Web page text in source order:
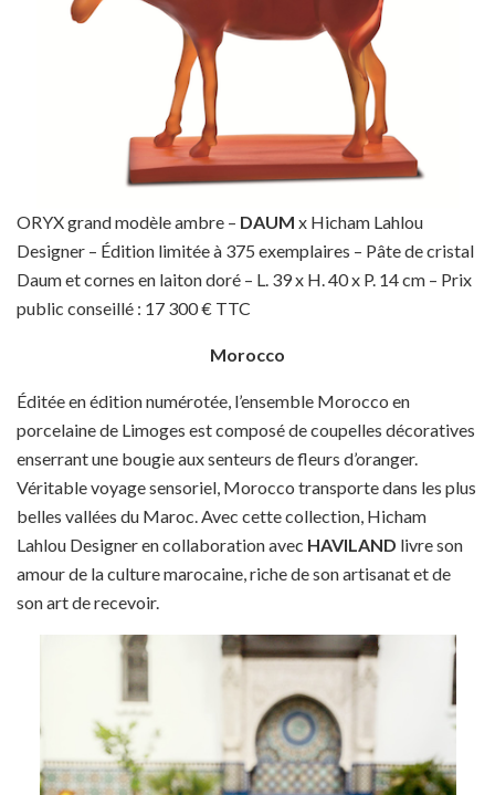
ORYX grand modèle ambre – DAUM x Hicham Lahlou
Designer – Édition limitée à 375 exemplaires – Pâte de cristal
Daum et cornes en laiton doré – L. 39 x H. 40 x P. 14 cm – Prix
public conseillé : 17 300 € TTC
Morocco
Éditée en édition numérotée, l’ensemble Morocco en
porcelaine de Limoges est composé de coupelles décoratives
enserrant une bougie aux senteurs de fleurs d’oranger.
Véritable voyage sensoriel, Morocco transporte dans les plus
belles vallées du Maroc. Avec cette collection, Hicham
Lahlou Designer en collaboration avec HAVILAND livre son
amour de la culture marocaine, riche de son artisanat et de
son art de recevoir.